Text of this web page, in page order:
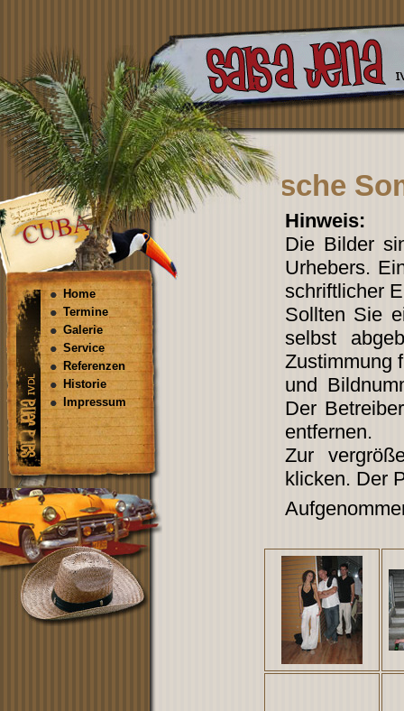
Home
Termine
Galerie
Service
Referenzen
Historie
Impressum
Karibische
Hinweis:
Die Bilder
Urhebers.
schriftlicher
Sollten Sie
selbst
Zustimmung
und
Der
entfernen.
Zur
klicken. Der